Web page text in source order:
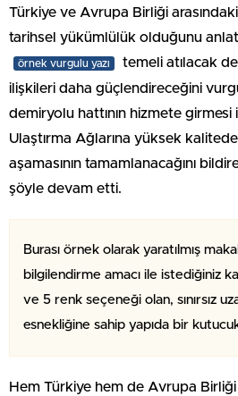
Türkiye ve Avrupa Birliği
tarihsel yükümlülük olduğunu
örnek vurgulu yazı
temeli atılacak
ilişkileri daha güçlendireceğini
demiryolu hattının hizmete
Ulaştırma Ağlarına yüksek
aşamasının tamamlanacağını
şöyle devam etti.
Burası örnek olarak yaratılmış
bilgilendirme amacı ile istediğiniz
ve 5 renk seçeneği olan, sınırsız
esnekliğine sahip yapıda bir
Hem Türkiye hem de Avrupa